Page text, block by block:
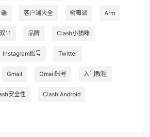
客户端大全 树莓派 Arm
双11 品牌 Clash小猫咪
Instagram账号 Twitter
Gmail Gmail账号 入门教程
安全性 Clash Android